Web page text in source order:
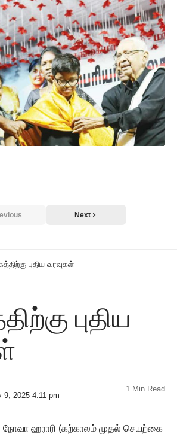
Next
புதிய வரவுகள்
புதிய
9, 2025 4:11 pm
1 Min Read
ஹராரி (கற்காலம் முதல் செயற்கை